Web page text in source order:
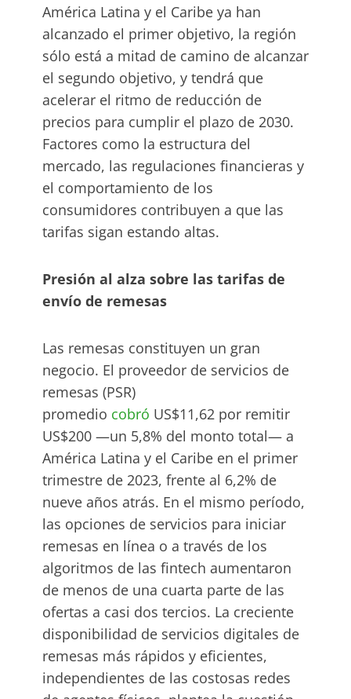
América Latina y el Caribe ya han
alcanzado el primer objetivo, la región
sólo está a mitad de camino de alcanzar
el segundo objetivo, y tendrá que
acelerar el ritmo de reducción de
precios para cumplir el plazo de 2030.
Factores como la estructura del
mercado, las regulaciones financieras y
el comportamiento de los
consumidores contribuyen a que las
tarifas sigan estando altas.
Presión al alza sobre las tarifas de
envío de remesas
Las remesas constituyen un gran
negocio. El proveedor de servicios de
remesas (PSR)
promedio cobró US$11,62 por remitir
US$200 —un 5,8% del monto total— a
América Latina y el Caribe en el primer
trimestre de 2023, frente al 6,2% de
nueve años atrás. En el mismo período,
las opciones de servicios para iniciar
remesas en línea o a través de los
algoritmos de las fintech aumentaron
de menos de una cuarta parte de las
ofertas a casi dos tercios. La creciente
disponibilidad de servicios digitales de
remesas más rápidos y eficientes,
independientes de las costosas redes